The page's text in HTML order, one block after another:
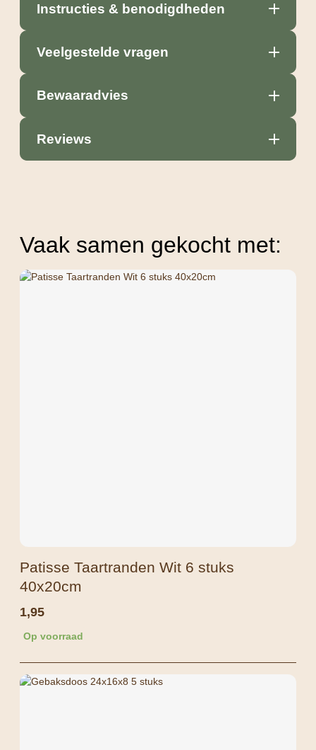
Instructies & benodigdheden
Veelgestelde vragen
Bewaaradvies
Reviews
Vaak samen gekocht met:
Patisse Taartranden Wit 6 stuks
40x20cm
1,95
Op voorraad